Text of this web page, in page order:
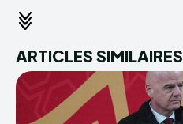
ARTICLES SIMILAIRES